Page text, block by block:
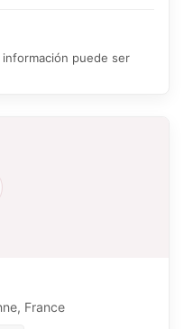
información puede ser
France